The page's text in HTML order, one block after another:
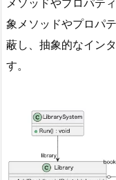
メソッドやプロパテ
象メソッドやプロパ
蔽し、抽象的なイン
す。